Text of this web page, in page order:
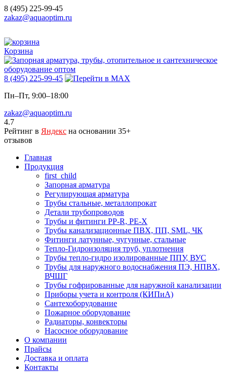
8 (495) 225-99-45
zakaz@aquaoptim.ru
Корзина
8 (495) 225-99-45
Пн–Пт, 9:00–18:00
zakaz@aquaoptim.ru
4.7
Рейтинг в Яндекс на основании 35+
отзывов
Главная
Продукция
first_child
Запорная арматура
Регулирующая арматура
Трубы стальные, металлопрокат
Детали трубопроводов
Трубы и фитинги PP-R, PE-X
Трубы канализационные ПВХ, ПП, SML, ЧК
Фитинги латунные, чугунные, стальные
Тепло-Гидроизоляция труб, уплотнения
Трубы тепло-гидро изолированные ППУ, ВУС
Трубы для наружного водоснабжения ПЭ, НПВХ,
ВЧШГ
Трубы гофрированные для наружной канализации
Приборы учета и контроля (КИПиА)
Сантехоборудование
Пожарное оборудование
Радиаторы, конвекторы
Насосное оборудование
О компании
Прайсы
Доставка и оплата
Контакты